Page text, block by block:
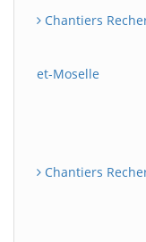
Chantiers
et-Moselle
Chantiers